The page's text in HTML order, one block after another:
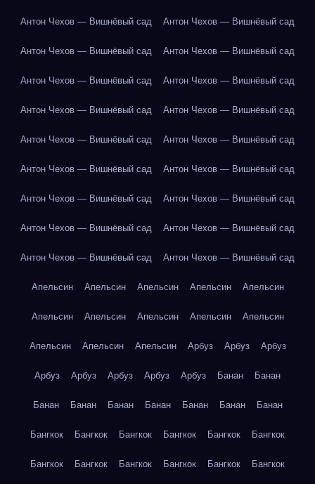
Антон Чехов — Вишнёвый сад Антон Чехов — Вишнёвый сад
Антон Чехов — Вишнёвый сад Антон Чехов — Вишнёвый сад
Антон Чехов — Вишнёвый сад Антон Чехов — Вишнёвый сад
Антон Чехов — Вишнёвый сад Антон Чехов — Вишнёвый сад
Антон Чехов — Вишнёвый сад Антон Чехов — Вишнёвый сад
Антон Чехов — Вишнёвый сад Антон Чехов — Вишнёвый сад
Антон Чехов — Вишнёвый сад Антон Чехов — Вишнёвый сад
Антон Чехов — Вишнёвый сад Антон Чехов — Вишнёвый сад
Антон Чехов — Вишнёвый сад Антон Чехов — Вишнёвый сад
Апельсин Апельсин Апельсин Апельсин Апельсин
Апельсин Апельсин Апельсин Апельсин Апельсин
Апельсин Апельсин Апельсин Арбуз Арбуз Арбуз
Арбуз Арбуз Арбуз Арбуз Арбуз Банан Банан
Банан Банан Банан Банан Банан Банан Банан
Бангкок Бангкок Бангкок Бангкок Бангкок Бангкок
Бангкок Бангкок Бангкок Бангкок Бангкок Бангкок